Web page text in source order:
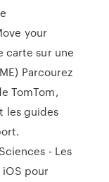
your
carte sur une
Parcourez
TomTom,
les guides
- Les
pour